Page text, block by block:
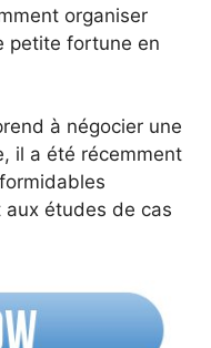
organiser
petite fortune en
à négocier une
il a été récemment
études de cas